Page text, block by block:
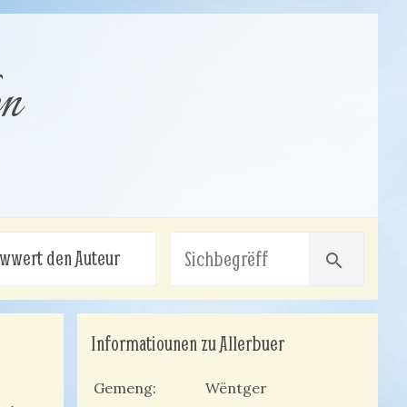
den Auteur search
Informatiounen zu Allerbuer
Gemeng
Wëntger